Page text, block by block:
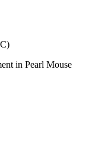
in Pearl Mouse